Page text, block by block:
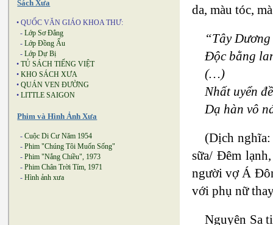
Sách Xưa
• QUỐC VĂN GIÁO KHOA THƯ:
- Lớp Sơ Đẳng
- Lớp Đồng Ấu
- Lớp Dự Bị
• TỦ SÁCH TIẾNG VIỆT
• KHO SÁCH XƯA
• QUÁN VEN ĐƯỜNG
• LITTLE SAIGON
Phim và Hình Ảnh Xưa
- Cuộc Di Cư Năm 1954
- Phim "Chúng Tôi Muốn Sống"
- Phim "Nắng Chiều", 1973
- Phim Chân Trời Tím, 1971
- Hình ảnh xưa
da, màu tóc,
“Tây
Độc bằng
(…)
Nhất uyển
Dạ hàn vô
(Dịch
sữa/ Đêm
người vợ Á
với phụ nữ
Nguyên Sa